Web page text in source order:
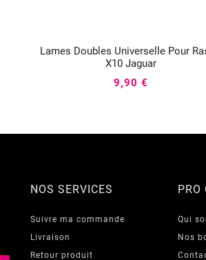
Lames Doubles Universelle Pour
X10 Jaguar

9,90 €
NOS SERVICES
Suivre ma commande
Livraison
Retour produit
PRO
Qui
Nos